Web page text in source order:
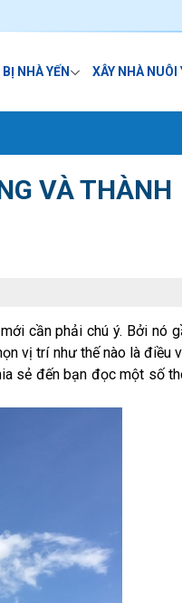
NHÀ YẾN XÂY NHÀ NUÔI
VÀ THÀNH
cần phải chú ý. Bởi nó
vị trí như thế nào là điều
sẻ đến bạn đọc một số